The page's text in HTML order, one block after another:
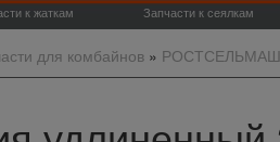
к жаткам Запчасти к сеялкам
для комбайнов» РОСТСЕЛЬМАШ